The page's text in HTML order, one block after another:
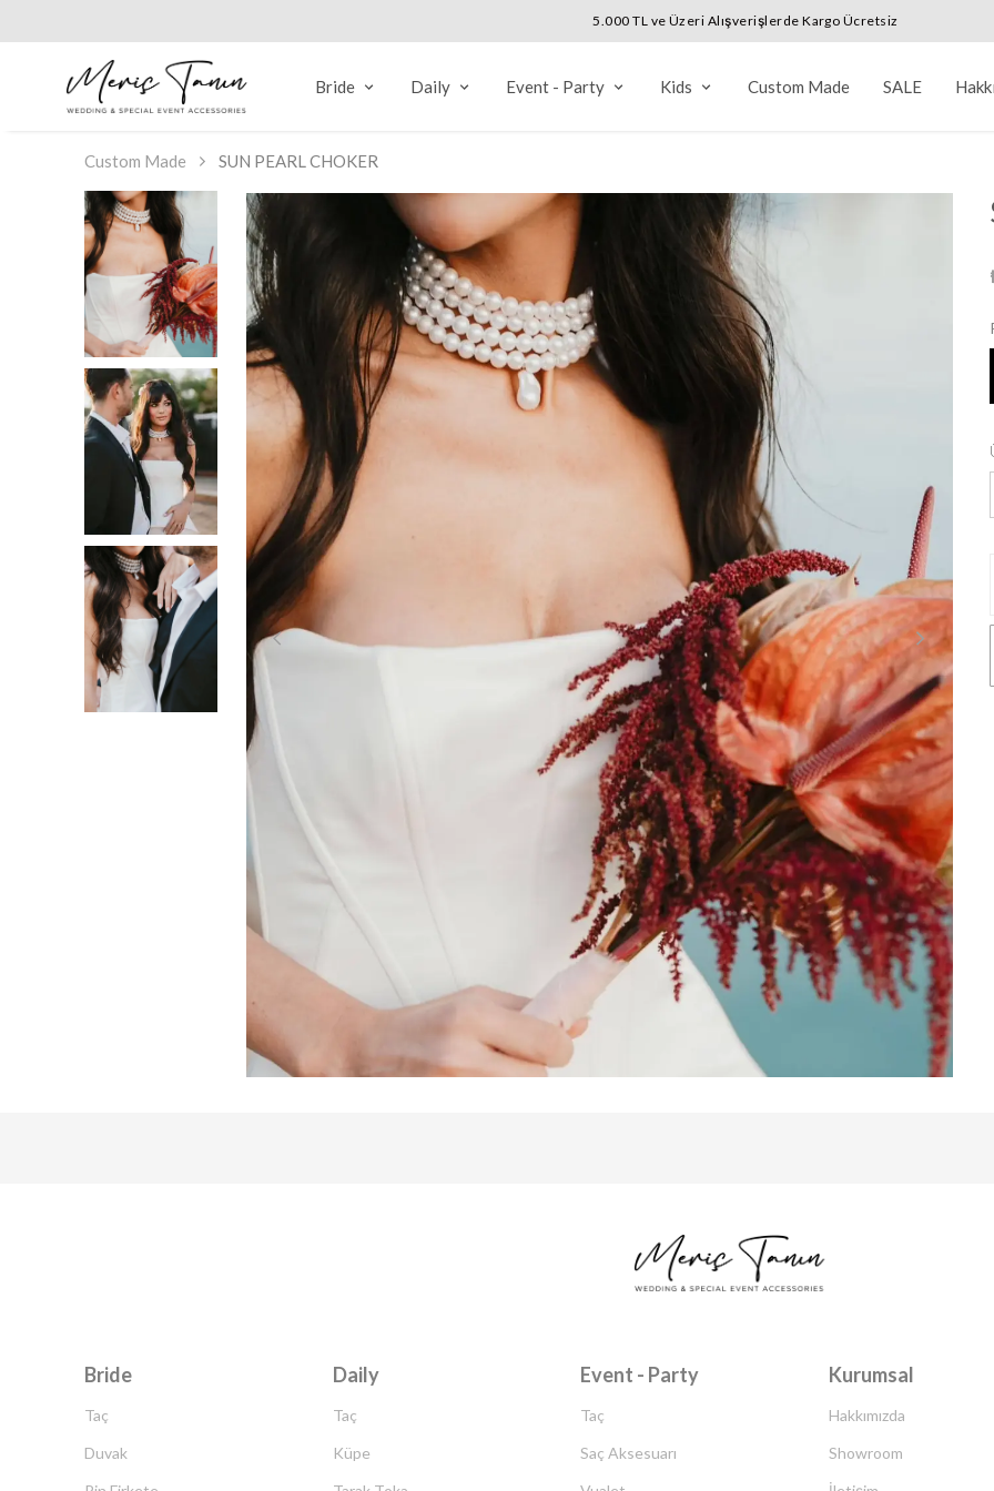
5.000 TL ve Üzeri Alışverişlerde Kargo Ücretsiz
Bride Daily Event - Party Kids Custom Made SALE
Custom Made SUN PEARL CHOKER
Bride
Taç
Duvak
Daily
Taç
Küpe
Event - Party
Taç
Saç Aksesuarı
Kurumsal
Hakkımızda
Showroom